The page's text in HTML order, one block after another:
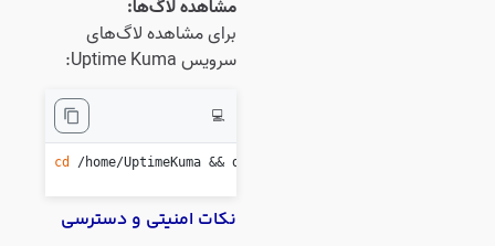
مشاهده لاگ‌ها:
برای مشاهده لاگ‌های
سرویس Uptime Kuma:
💻
cd /home/UptimeKuma && docker compose logs -f --
نکات امنیتی و دسترسی